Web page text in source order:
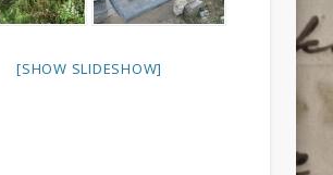
[SHOW SLIDESHOW]